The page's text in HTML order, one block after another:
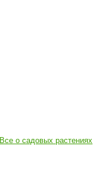
Все о садовых растениях